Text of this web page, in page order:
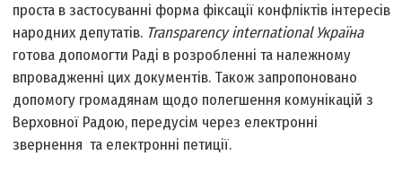
проста в застосуванні форма фіксації конфліктів інтересів
народних депутатів. Transparency international Україна
готова допомогти Раді в розробленні та належному
впровадженні цих документів. Також запропоновано
допомогу громадянам щодо полегшення комунікацій з
Верховної Радою, передусім через електронні
звернення та електронні петиції.